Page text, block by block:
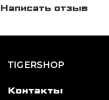
Написать отзыв
TIGERSHOP
Контакты